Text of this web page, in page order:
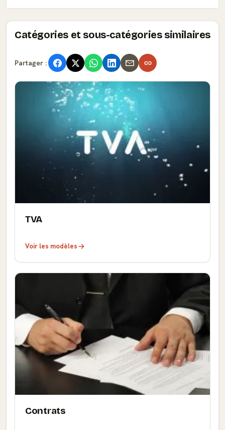
Catégories et sous-catégories similaires
Partager :
TVA
Voir les modèles
Contrats